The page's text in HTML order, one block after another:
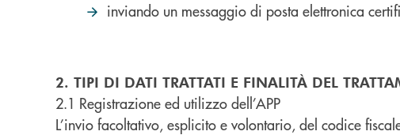
inviando un messaggio di posta elettronica
2. TIPI DI DATI TRATTATI E FINALITÀ DEL
2.1 Registrazione ed utilizzo dell’APP
L’invio facoltativo, esplicito e volontario, del codice